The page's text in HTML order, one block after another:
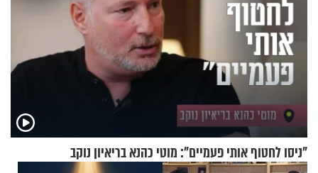
"ניסו לחטוף אותי פעמיים": מוטי כהנא בריאיון נוקב